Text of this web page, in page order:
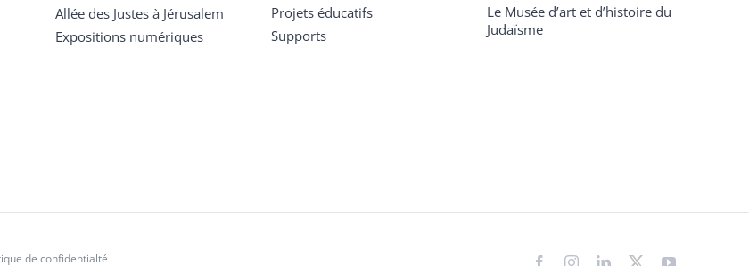
Allée des Justes à Jérusalem
Expositions numériques
Projets éducatifs
Supports
Le Musée d’art et d’histoire du
Judaïsme
de confidentialté FacebookInstagramLinkedIn
X YouTube